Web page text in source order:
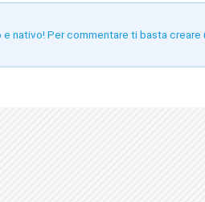
nativo! Per commentare ti basta